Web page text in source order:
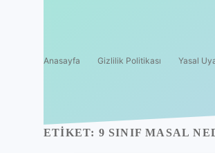
Anasayfa Gizlilik Politikası Yasal
ETIKET: 9 SINIF MASAL